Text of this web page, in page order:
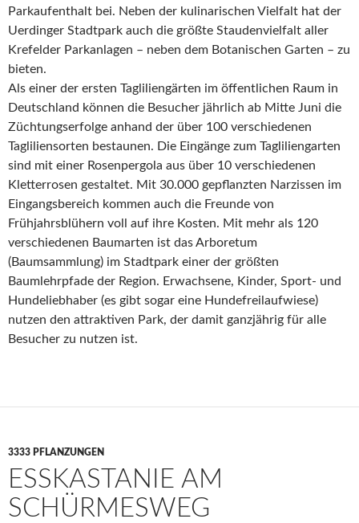
Parkaufenthalt bei. Neben der kulinarischen Vielfalt hat der
Uerdinger Stadtpark auch die größte Staudenvielfalt aller
Krefelder Parkanlagen – neben dem Botanischen Garten – zu
bieten.
Als einer der ersten Tagliliengärten im öffentlichen Raum in
Deutschland können die Besucher jährlich ab Mitte Juni die
Züchtungserfolge anhand der über 100 verschiedenen
Tagliliensorten bestaunen. Die Eingänge zum Tagliliengarten
sind mit einer Rosenpergola aus über 10 verschiedenen
Kletterrosen gestaltet. Mit 30.000 gepflanzten Narzissen im
Eingangsbereich kommen auch die Freunde von
Frühjahrsblühern voll auf ihre Kosten. Mit mehr als 120
verschiedenen Baumarten ist das Arboretum
(Baumsammlung) im Stadtpark einer der größten
Baumlehrpfade der Region. Erwachsene, Kinder, Sport- und
Hundeliebhaber (es gibt sogar eine Hundefreilaufwiese)
nutzen den attraktiven Park, der damit ganzjährig für alle
Besucher zu nutzen ist.
3333 PFLANZUNGEN
ESSKASTANIE AM
SCHÜRMESWEG